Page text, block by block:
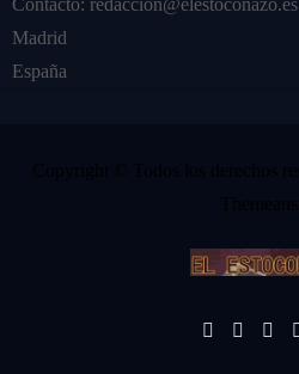
Madrid
España